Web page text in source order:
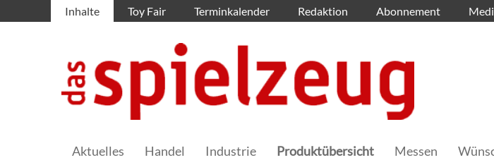
Inhalte Toy Fair Terminkalender Redaktion Abonnement
Aktuelles Handel Industrie Produktübersicht Messen